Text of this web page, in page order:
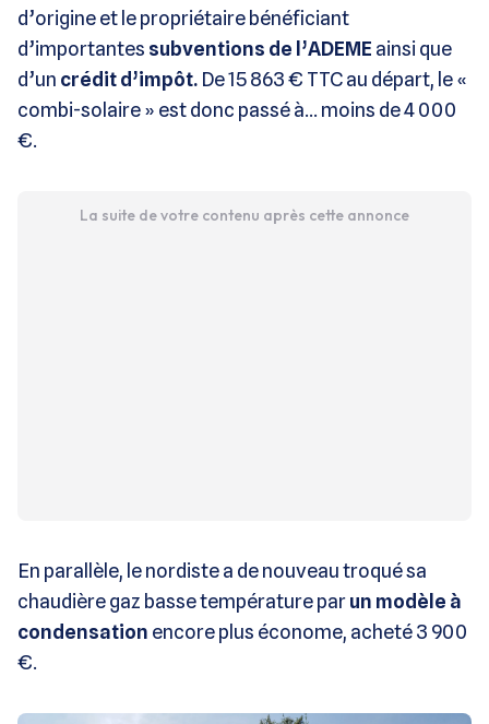
d’origine et le propriétaire bénéficiant
d’importantes subventions de l’ADEME ainsi que
d’un crédit d’impôt. De 15 863 € TTC au départ, le «
combi-solaire » est donc passé à… moins de 4 000
€.
La suite de votre contenu après cette annonce
En parallèle, le nordiste a de nouveau troqué sa
chaudière gaz basse température parun modèle à
condensation encore plus économe, acheté 3 900
€.